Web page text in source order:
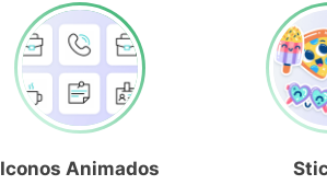
Iconos Animados